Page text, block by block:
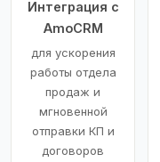
Интеграция с
AmoCRM
для ускорения
работы отдела
продаж и
мгновенной
отправки КП и
договоров